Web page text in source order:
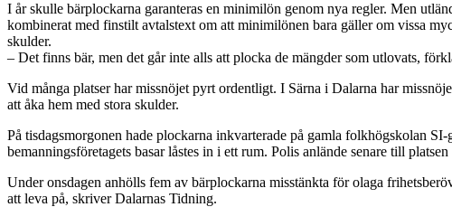
I år skulle bärplockarna garanteras en minimilön genom nya regler. Men
kombinerat med finstilt avtalstext om att minimilönen bara gäller om vissa
skulder.
– Det finns bär, men det går inte alls att plocka de mängder som utlovats,
Vid många platser har missnöjet pyrt ordentligt. I Särna i Dalarna har
att åka hem med stora skulder.
På tisdagsmorgonen hade plockarna inkvarterade på gamla folkhögskolan
bemanningsföretagets basar låstes in i ett rum. Polis anlände senare till
Under onsdagen anhölls fem av bärplockarna misstänkta för olaga
att leva på, skriver Dalarnas Tidning.